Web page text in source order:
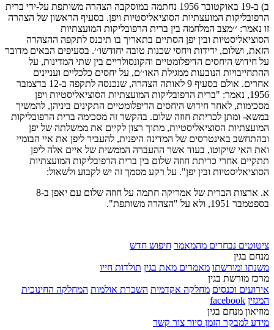
ב) ב-19 באוקטובר 1956 נחתמה במוסקבה הצהרה משותפת על-ידי ברית
הרפובליקות המועצתיות הסוציאליסטיות ויפן. בסעיף הראשון של הצהרה
זו נאמר: ׳׳מצב המלחמה בין ברית הרפובליקות המועצתיות
הסוציאליסטיות ובין יפן הסתיים בתאריך בו תיכנס לתקפה ההצהרה
הזאת, ושלום, ידידות ויחסי שכנות טובה יחודשו׳׳. בסעיפים הבאים מדובר
על חידוש היחסים הדיפלומטיים והקונסולריים בין שתי המדינות, על
ההתחייבויות הנובעות ממגילת האו׳׳ם, על יחסים כלכליים ועניינים
אחרים. אולם בסעיף 9 לאותה הצהרה, שנכנסה לתקפה ב-12 בדצמבר
1956, נאמר: "ברית הרפובליקות המועצתיות הסוציאליסטיות ויפן
מסכימות, לאחר חידוש היחסים הדיפלומטיים התקינים ביניהן, להמשיך
במשא- ומתן לכריתת חוזה שלום. בהקשר זה מסכימה ברית הרפובליקות
המועצתיות הסוציאליסטיות, מתוך רצון לקיים את ממשלתה של יפן
ובהתחשב באינטרסים של המדינה היפנית, להעביר ליפן את איי הבומיי
ואת האי שיקוטו, בעוד אשר ההעברה הממשית של איים אלה ליפן
תתקיים אחרי כריתת חוזה שלום בין ברית הרפובליקות המועצתיות
הסוציאליסטיות ובין יפן". על רקע מסמך זה יש לקבוע ולשאול:
א. ארצות הברית של אמריקה חתמה על חוזה שלום עם יאפן ב-8
בספטמבר 1951, ולא על "הצהרה משותפת".
ציטוטים נבחרים מהמאמר חיפוש חדש
מנחם בגין
משנתו ומורשתו מאמרים מאת בגין תולדות חייו
מרכז מורשת בגין
אירועים וכנסים מחלקה אקדמית השכרת אולמות המחלקה החינוכית
המגזין facebook
מוזיאון מנחם בגין
מידע למבקר הזמן סיור צור קשר